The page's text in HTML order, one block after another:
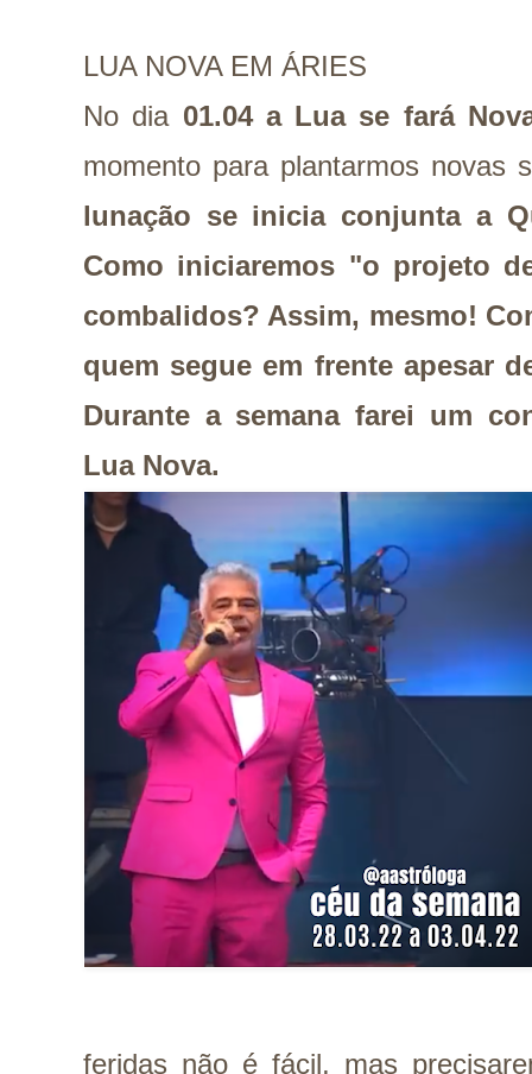
LUA NOVA EM ÁRIES
No dia 01.04 a Lua se fará
momento para plantarmos novas
lunação se inicia conjunta a
Como iniciaremos "o projeto
combalidos? Assim, mesmo!
quem segue em frente apesar
Durante a semana farei um
Lua Nova.
feridas não é fácil, mas